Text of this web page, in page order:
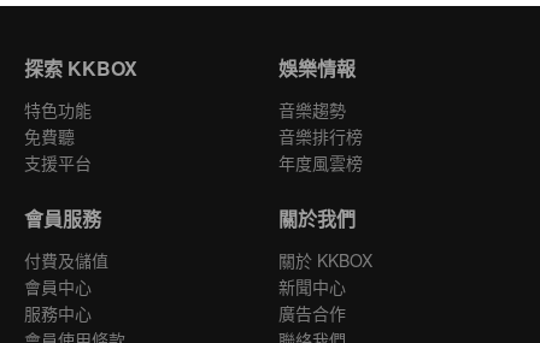
探索 KKBOX
特色功能
免費聽
支援平台
娛樂情報
音樂趨勢
音樂排行榜
年度風雲榜
會員服務
付費及儲值
會員中心
服務中心
關於我們
關於 KKBOX
新聞中心
廣告合作